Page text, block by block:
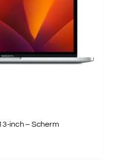
inch – Scherm